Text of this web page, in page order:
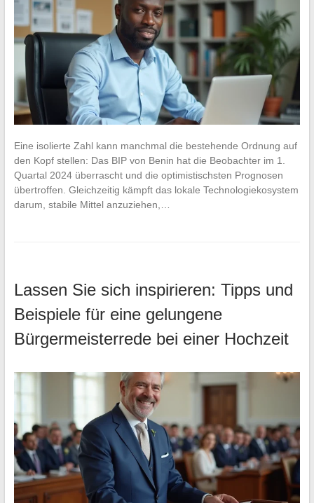
Eine isolierte Zahl kann manchmal die bestehende Ordnung auf
den Kopf stellen: Das BIP von Benin hat die Beobachter im 1.
Quartal 2024 überrascht und die optimistischsten Prognosen
übertroffen. Gleichzeitig kämpft das lokale Technologiekosystem
darum, stabile Mittel anzuziehen,…
Lassen Sie sich inspirieren: Tipps und
Beispiele für eine gelungene
Bürgermeisterrede bei einer Hochzeit